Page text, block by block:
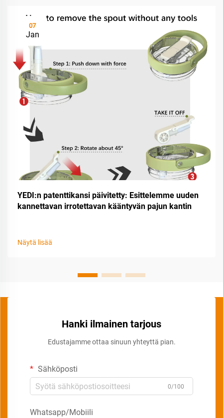
07
Jan
YEDI:n patenttikansi päivitetty: Esittelemme uuden
kannettavan irrotettavan kääntyvän pajun kantin
Näytä lisää
Hanki ilmainen tarjous
Edustajamme ottaa sinuun yhteyttä pian.
Sähköposti
0/100
Whatsapp/Mobiili